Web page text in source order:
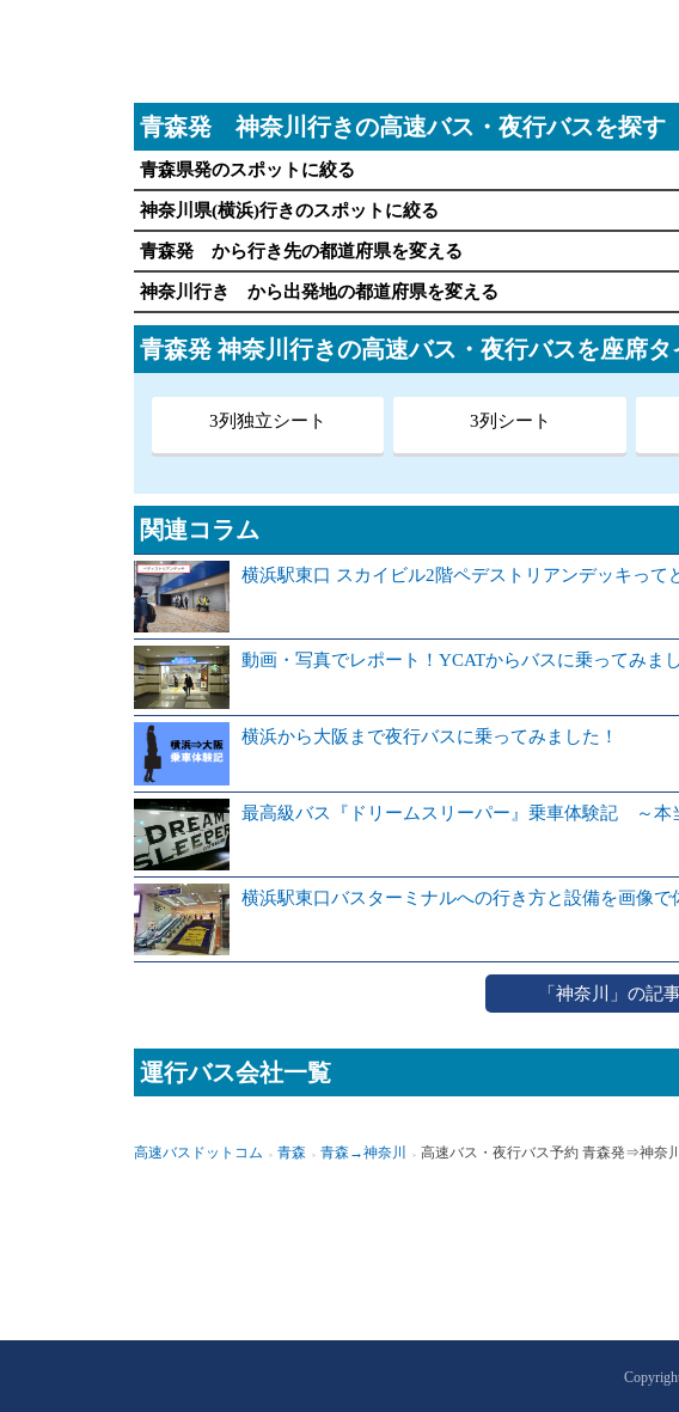
青森発 神奈川行きの高速バス・夜行バスを探す
青森県発のスポットに絞る
神奈川県(横浜)行きのスポットに絞る
青森発 から行き先の都道府県を変える
神奈川行き から出発地の都道府県を変える
青森発 神奈川行きの高速バス・夜行バスを座席
3列独立シート 3列シート
関連コラム
横浜駅東口 スカイビル2階ペデストリアンデッキって
動画・写真でレポート！YCATからバスに乗ってみま
横浜から大阪まで夜行バスに乗ってみました！
最高級バス『ドリームスリーパー』乗車体験記 ～本
横浜駅東口バスターミナルへの行き方と設備を画像で
「神奈川」の記
運行バス会社一覧
高速バスドットコム 青森 青森→神奈川 高速バス・夜行バス予約 青森発⇒神奈